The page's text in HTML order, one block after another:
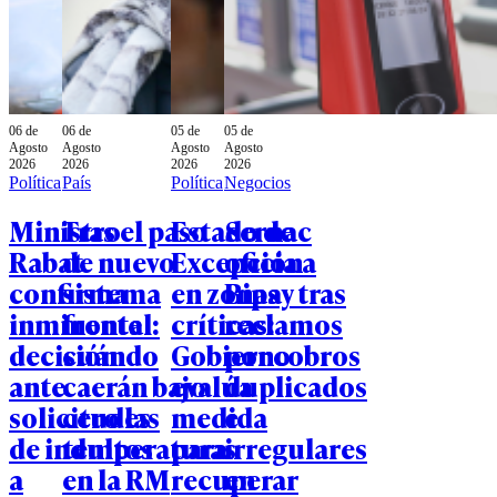
06 de
Agosto
2026
Política
Ministro
Rabat
confirma
inminente
decisión
ante
solicitudes
de indultos
a
06 de
Agosto
2026
País
Tras el paso
de nuevo
sistema
frontal:
cuándo
caerán bajo
cero las
temperaturas
en la RM
05 de
Agosto
2026
Política
Estado de
Excepción
en zonas
críticas:
Gobierno
evalúa
medida
para
recuperar
05 de
Agosto
2026
Negocios
Sernac
oficia a
Bipay tras
reclamos
por cobros
duplicados
e
irregulares
en